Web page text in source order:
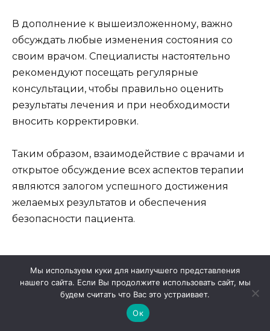
В дополнение к вышеизложенному, важно
обсуждать любые изменения состояния со
своим врачом. Специалисты настоятельно
рекомендуют посещать регулярные
консультации, чтобы правильно оценить
результаты лечения и при необходимости
вносить корректировки.
Таким образом, взаимодействие с врачами и
открытое обсуждение всех аспектов терапии
являются залогом успешного достижения
желаемых результатов и обеспечения
безопасности пациента.
по применению препаратов
При выборе средств, предназначенных для
улучшения сексуальной функции, важно
Мы используем куки для наилучшего представления
нашего сайта. Если Вы продолжите использовать сайт, мы
будем считать что Вас это устраивает.
Ок